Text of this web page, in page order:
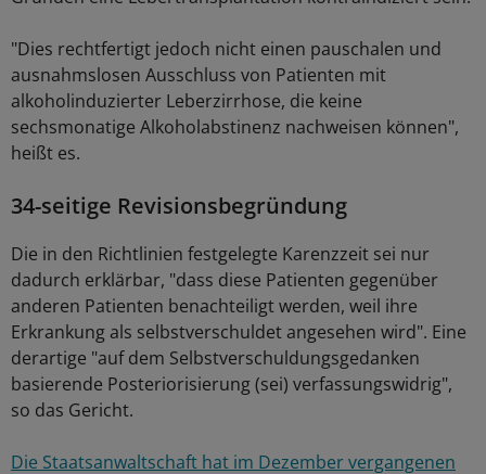
"Dies rechtfertigt jedoch nicht einen pauschalen und
ausnahmslosen Ausschluss von Patienten mit
alkoholinduzierter Leberzirrhose, die keine
sechsmonatige Alkoholabstinenz nachweisen können",
heißt es.
34-seitige Revisionsbegründung
Die in den Richtlinien festgelegte Karenzzeit sei nur
dadurch erklärbar, "dass diese Patienten gegenüber
anderen Patienten benachteiligt werden, weil ihre
Erkrankung als selbstverschuldet angesehen wird". Eine
derartige "auf dem Selbstverschuldungsgedanken
basierende Posteriorisierung (sei) verfassungswidrig",
so das Gericht.
Die Staatsanwaltschaft hat im Dezember vergangenen